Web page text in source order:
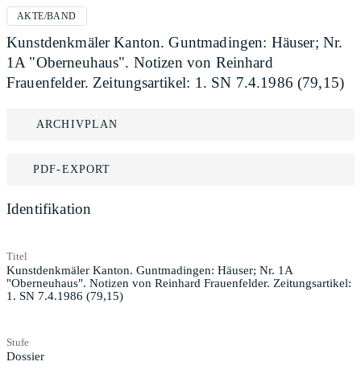
AKTE/BAND
Kunstdenkmäler Kanton. Guntmadingen: Häuser; Nr.
1A "Oberneuhaus". Notizen von Reinhard
Frauenfelder. Zeitungsartikel: 1. SN 7.4.1986 (79,15)
ARCHIVPLAN
PDF-EXPORT
Identifikation
Titel
Kunstdenkmäler Kanton. Guntmadingen: Häuser; Nr. 1A
"Oberneuhaus". Notizen von Reinhard Frauenfelder. Zeitungsartikel:
1. SN 7.4.1986 (79,15)
Stufe
Dossier